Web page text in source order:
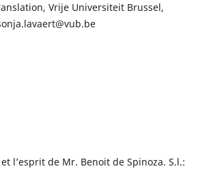
Vrije Universiteit Brussel,
l’esprit de Mr. Benoit de Spinoza. S.l.: